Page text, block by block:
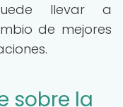
llevar a
de mejores
sobre la